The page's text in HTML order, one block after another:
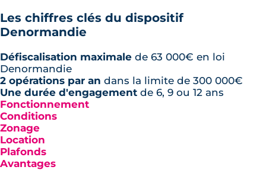
Les chiffres clés du dispositif
Denormandie
Défiscalisation maximale de 63 000€ en loi
Denormandie
2 opérations par an dans la limite de 300 000€
Une durée d'engagement de 6, 9 ou 12 ans
Fonctionnement
Conditions
Zonage
Location
Plafonds
Avantages